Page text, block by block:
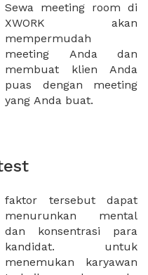
yang Anda buat.